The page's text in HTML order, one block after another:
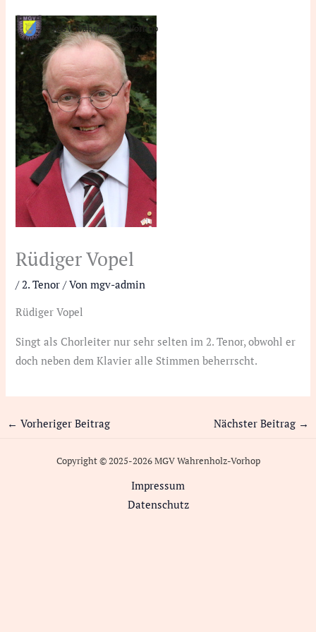
Inhalt
springen
MGV Wahrenholz-Vorhop
Rüdiger Vopel
/2. Tenor / Vonmgv-admin
Rüdiger Vopel
Singt als Chorleiter nur sehr selten im 2. Tenor, obwohl er
doch neben dem Klavier alle Stimmen beherrscht.
← Vorheriger Beitrag Nächster Beitrag →
Copyright © 2025-2026 MGV Wahrenholz-Vorhop
Impressum
Datenschutz